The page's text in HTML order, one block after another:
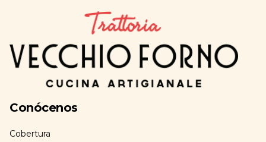
Conócenos
Cobertura